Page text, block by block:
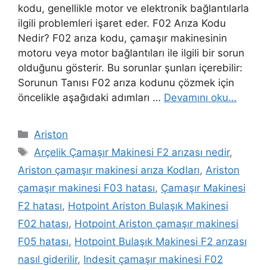
kodu, genellikle motor ve elektronik bağlantılarla
ilgili problemleri işaret eder. F02 Arıza Kodu
Nedir? F02 arıza kodu, çamaşır makinesinin
motoru veya motor bağlantıları ile ilgili bir sorun
olduğunu gösterir. Bu sorunlar şunları içerebilir:
Sorunun Tanısı F02 arıza kodunu çözmek için
öncelikle aşağıdaki adımları … Devamını oku…
Kategoriler
Ariston
Etiketler
Arçelik Çamaşır Makinesi F2 arızası nedir,
Ariston çamaşır makinesi arıza Kodları, Ariston
çamaşır makinesi F03 hatası, Çamaşır Makinesi
F2 hatası, Hotpoint Ariston Bulaşık Makinesi
F02 hatası, Hotpoint Ariston çamaşır makinesi
F05 hatası, Hotpoint Bulaşık Makinesi F2 arızası
nasıl giderilir, Indesit çamaşır makinesi F02